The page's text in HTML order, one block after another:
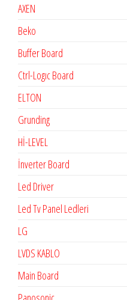
AXEN
Beko
Buffer Board
Ctrl-Logıc Board
ELTON
Grunding
Hİ-LEVEL
İnverter Board
Led Driver
Led Tv Panel Ledleri
LG
LVDS KABLO
Main Board